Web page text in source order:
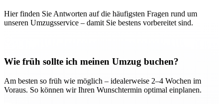
Hier finden Sie Antworten auf die häufigsten Fragen rund um
unseren Umzugsservice – damit Sie bestens vorbereitet sind.
Wie früh sollte ich meinen Umzug buchen?
Am besten so früh wie möglich – idealerweise 2–4 Wochen im
Voraus. So können wir Ihren Wunschtermin optimal einplanen.